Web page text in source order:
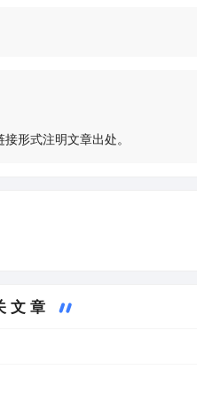
形式注明文章出处。
文章